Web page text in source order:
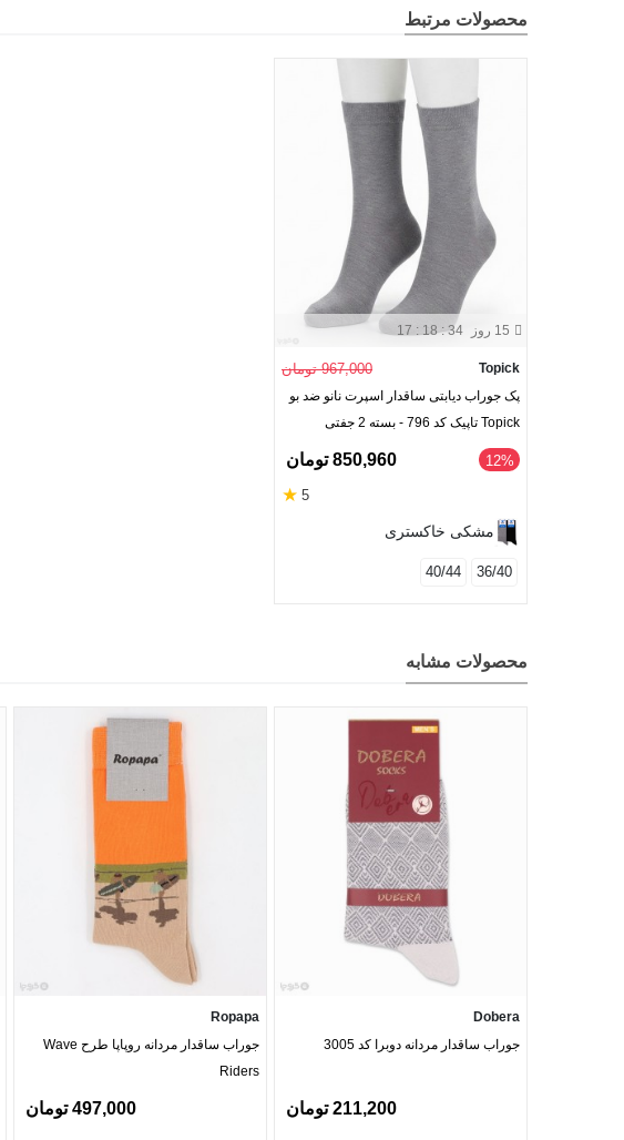
محصولات مرتبط
15 روز 17 : 18 : 33
Topick 967,000 تومان
پک جوراب دیابتی ساقدار اسپرت نانو ضد بو
Topick تاپیک کد 796 - بسته 2 جفتی
‎12% 850,960 تومان
5
★
مشکی خاکستری
36/40
40/44
محصولات مشابه
Dobera
جوراب ساقدار مردانه دوبرا کد 3005
211,200 تومان
Ropapa
جوراب ساقدار مردانه روپاپا طرح Wave
Riders
497,000 تومان